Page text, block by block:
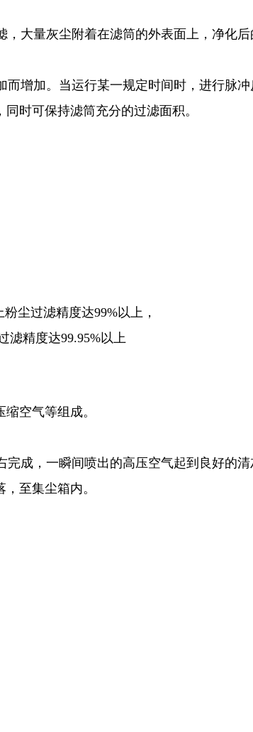
大量灰尘附着在滤筒的外表面上，净化
增加。当运行某一规定时间时，进行脉
时可保持滤筒充分的过滤面积。
尘过滤精度达99%以上，
滤精度达99.95%以上
空气等组成。
成，一瞬间喷出的高压空气起到良好的清
至集尘箱内。